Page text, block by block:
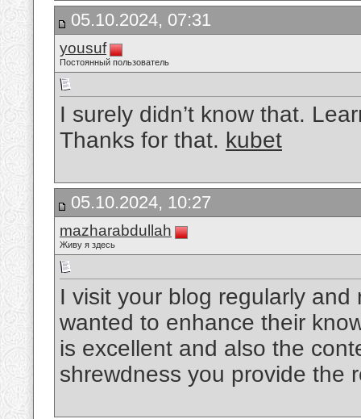
05.10.2024, 07:31
yousuf
Постоянный пользователь
I surely didn’t know that.
Thanks for that. kubet
05.10.2024, 10:27
mazharabdullah
Живу я здесь
I visit your blog regularly
wanted to enhance their
is excellent and also the
shrewdness you provide the